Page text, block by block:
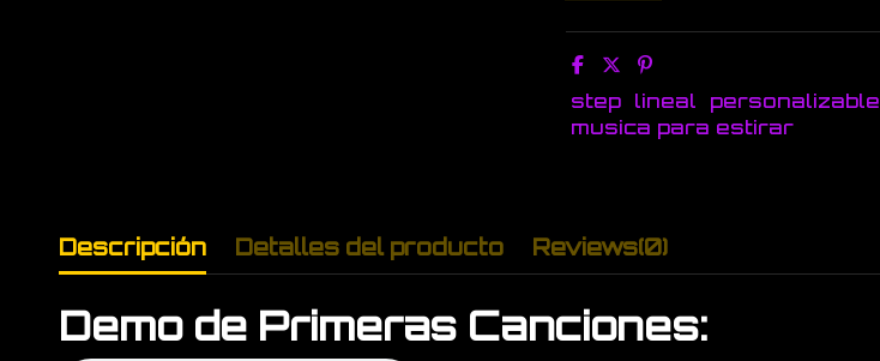
step lineal personalizable
musica para estirar
Descripción Detalles del producto Reviews(0)
Demo de Primeras Canciones: